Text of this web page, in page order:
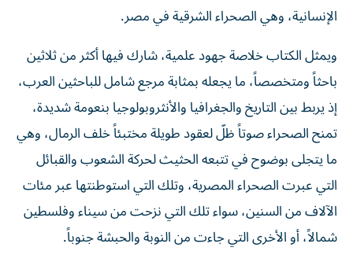
الإنسانية، وهي الصحراء الشرقية في مصر.
ويمثل الكتاب خلاصة جهود علمية، شارك فيها أكثر من ثلاثين
باحثاً ومتخصصاً، ما يجعله بمثابة مرجع شامل للباحثين العرب،
إذ يربط بين التاريخ والجغرافيا والأنثروبولوجيا بنعومة شديدة،
تمنح الصحراء صوتاً ظلّ لعقود طويلة مختبئاً خلف الرمال، وهي
ما يتجلى بوضوح في تتبعه الحثيث لحركة الشعوب والقبائل
التي عبرت الصحراء المصرية، وتلك التي استوطنتها عبر مئات
الآلاف من السنين، سواء تلك التي نزحت من سيناء وفلسطين
شمالاً، أو الأخرى التي جاءت من النوبة والحبشة جنوباً.